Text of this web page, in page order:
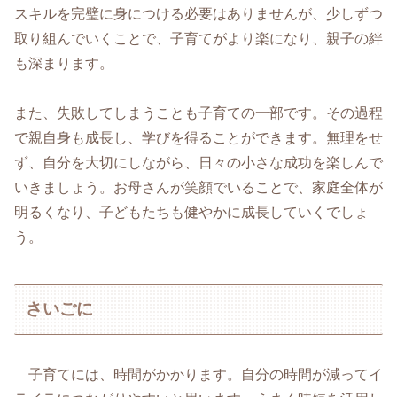
スキルを完璧に身につける必要はありませんが、少しずつ
取り組んでいくことで、子育てがより楽になり、親子の絆
も深まります。
また、失敗してしまうことも子育ての一部です。その過程
で親自身も成長し、学びを得ることができます。無理をせ
ず、自分を大切にしながら、日々の小さな成功を楽しんで
いきましょう。お母さんが笑顔でいることで、家庭全体が
明るくなり、子どもたちも健やかに成長していくでしょ
う。
さいごに
子育てには、時間がかかります。自分の時間が減ってイ